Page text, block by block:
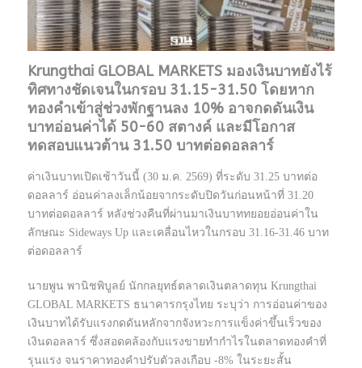
Krungthai GLOBAL MARKETS มองเงินบาทยังไร้
ทิศทางชัดเจนในกรอบ 31.15-31.50 โดยหาก
ทองคำเข้าสู่ช่วงพักฐานลง 10% อาจกดดันเงิน
บาทอ่อนค่าได้ 50-60 สตางค์ และมีโอกาส
ทดสอบแนวต้าน 31.50 บาทต่อดอลลาร์
ค่าเงินบาทเปิดเช้าวันนี้ (30 ม.ค. 2569) ที่ระดับ 31.25 บาทต่อ
ดอลลาร์ อ่อนค่าลงเล็กน้อยจากระดับปิดวันก่อนหน้าที่ 31.20
บาทต่อดอลลาร์ หลังช่วงคืนที่ผ่านมาเงินบาททยอยอ่อนค่าใน
ลักษณะ Sideways Up และเคลื่อนไหวในกรอบ 31.16-31.46 บาท
ต่อดอลลาร์
นายพูน พานิชพิบูลย์ นักกลยุทธ์ตลาดเงินตลาดทุน Krungthai
GLOBAL MARKETS ธนาคารกรุงไทย ระบุว่า การอ่อนค่าของ
เงินบาทได้รับแรงกดดันหลักจากจังหวะการแข็งค่าขึ้นเร็วของ
เงินดอลลาร์ ซึ่งสอดคล้องกับแรงขายทำกำไรในตลาดทองคำที่
รุนแรง จนราคาทองคำปรับตัวลงเกือบ -8% ในระยะสั้น